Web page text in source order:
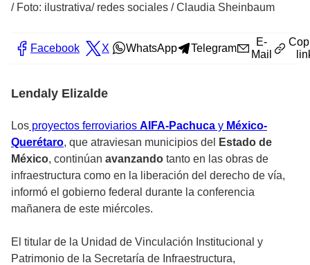
/ Foto: ilustrativa/ redes sociales / Claudia Sheinbaum
Facebook X WhatsApp Telegram
E-
Mail
Lendaly Elizalde
Los proyectos ferroviarios AIFA-Pachuca y México-
Querétaro, que atraviesan municipios del
Estado de
México, continúan avanzando tanto en las obras de
infraestructura como en la liberación del derecho de vía,
informó el gobierno federal durante la conferencia
mañanera de este miércoles.
El titular de la Unidad de Vinculación Institucional y
Patrimonio de la Secretaría de Infraestructura,